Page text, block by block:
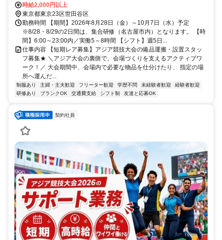
時給2,000円以上
東京都東京23区世田谷区
勤務時間 【期間】2026年8月28日（金）～10月7日（水）予定
※8/28・8/29の2日間は、集合研修（名古屋市内）となります。 【時
間】6:00～23:00内／実働5～8時間 【シフト】週5日...
仕事内容 【短期レア募集】アジア競技大会の備品運搬・設置スタッ
フ募集★ ＼アジア大会の裏側で、会場づくりを支えるアクティブワ
ーク！／ 大会期間中、会場内で必要な物品を仕分けたり、 指定の場
所へ運んだ...
制服あり 主婦・主夫歓迎 フリーター歓迎 学歴不問 未経験者歓迎
経験者歓迎
研修あり
ブランクOK 交通費支給 シフト制 友達と応募OK
契約社員